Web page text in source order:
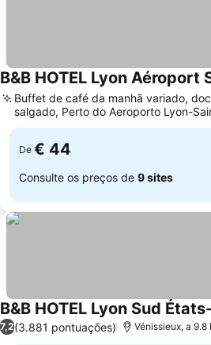
B&B HOTEL Lyon
Buffet de café da manhã variado,
salgado, Perto do Aeroporto Lyon-
Exupéry
De € 44
Consulte os preços de 9 sites
B&B HOTEL Lyon Sud
7,2(3.881 pontuações) Vénissieux, a 9.8